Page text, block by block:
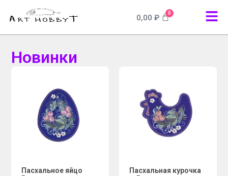
0,00 ₽
0
Новинки
Пасхальное яйцо
Пасхальная курочка